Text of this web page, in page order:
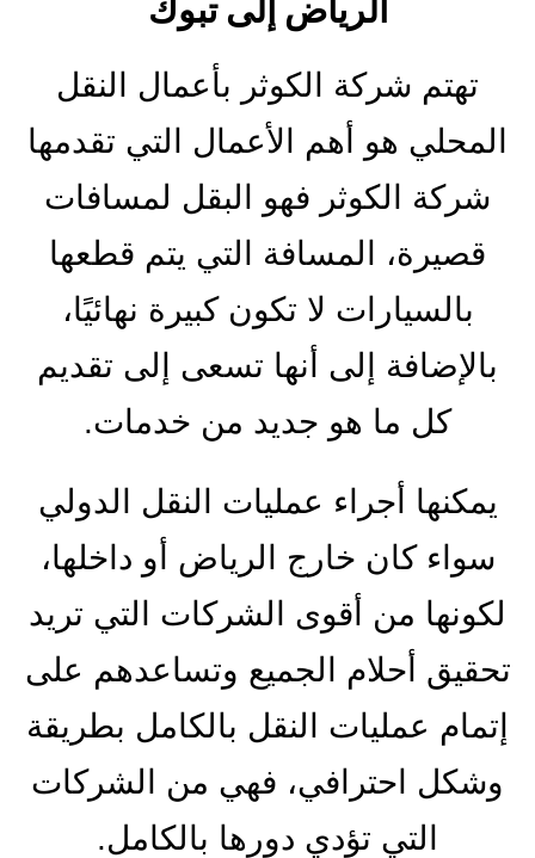
الرياض إلى تبوك
تهتم شركة الكوثر بأعمال النقل
المحلي هو أهم الأعمال التي تقدمها
شركة الكوثر فهو البقل لمسافات
قصيرة، المسافة التي يتم قطعها
بالسيارات لا تكون كبيرة نهائيًا،
بالإضافة إلى أنها تسعى إلى تقديم
كل ما هو جديد من خدمات.
يمكنها أجراء عمليات النقل الدولي
سواء كان خارج الرياض أو داخلها،
لكونها من أقوى الشركات التي تريد
تحقيق أحلام الجميع وتساعدهم على
إتمام عمليات النقل بالكامل بطريقة
وشكل احترافي، فهي من الشركات
التي تؤدي دورها بالكامل.